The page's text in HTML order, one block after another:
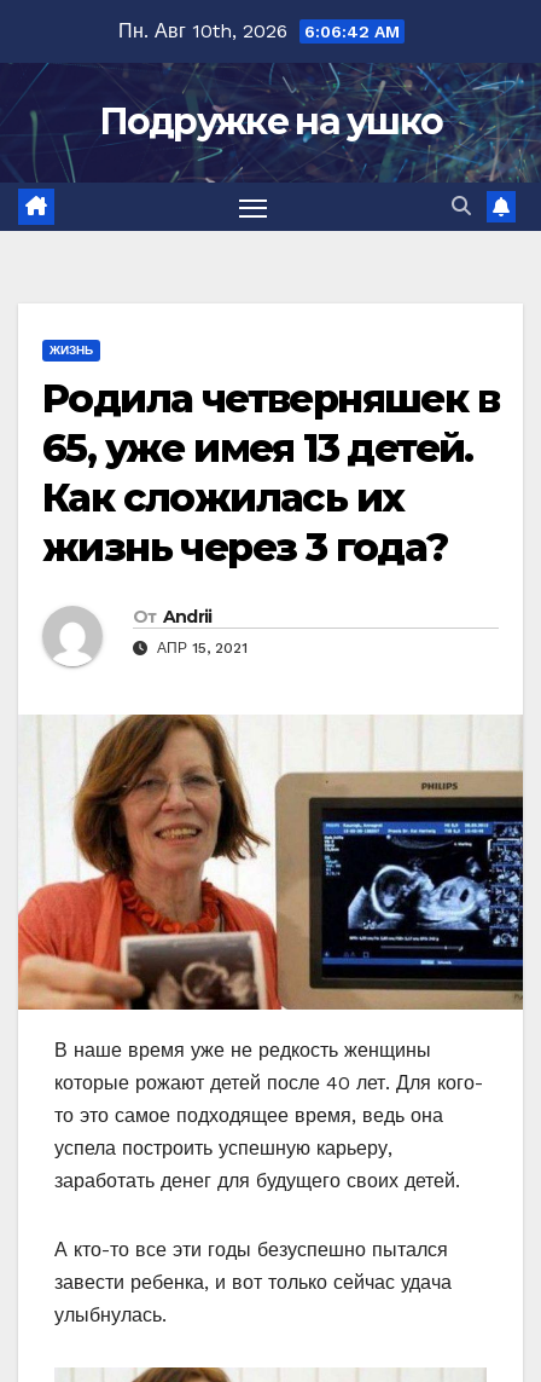
содержимому
Пн. Авг 10th, 2026 6:06:43 AM
Подружке на ушко
ЖИЗНЬ
Родила четверняшек в
65, уже имея 13 детей.
Как сложилась их
жизнь через 3 года?
От Andrii
АПР 15, 2021
В наше время уже не редкость женщины
которые рожают детей после 40 лет. Для кого-
то это самое подходящее время, ведь она
успела построить успешную карьеру,
заработать денег для будущего своих детей.
А кто-то все эти годы безуспешно пытался
завести ребенка, и вот только сейчас удача
улыбнулась.